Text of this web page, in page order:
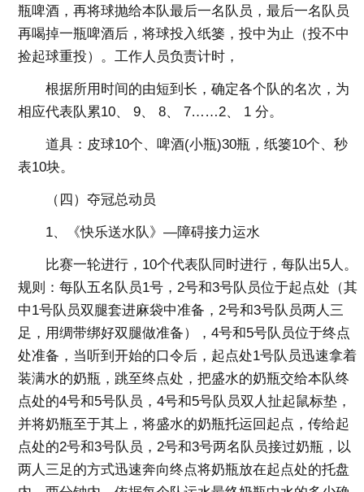
瓶啤酒，再将球抛给本队最后一名队员，最后一名队员
再喝掉一瓶啤酒后，将球投入纸篓，投中为止（投不中
捡起球重投）。工作人员负责计时，
根据所用时间的由短到长，确定各个队的名次，为
相应代表队累10、 9、 8、 7……2、 1 分。
道具：皮球10个、啤酒(小瓶)30瓶，纸篓10个、秒
表10块。
（四）夺冠总动员
1、《快乐送水队》—障碍接力运水
比赛一轮进行，10个代表队同时进行，每队出5人。
规则：每队五名队员1号，2号和3号队员位于起点处（其
中1号队员双腿套进麻袋中准备，2号和3号队员两人三
足，用绸带绑好双腿做准备），4号和5号队员位于终点
处准备，当听到开始的口令后，起点处1号队员迅速拿着
装满水的奶瓶，跳至终点处，把盛水的奶瓶交给本队终
点处的4号和5号队员，4号和5号队员双人扯起鼠标垫，
并将奶瓶至于其上，将盛水的奶瓶托运回起点，传给起
点处的2号和3号队员，2号和3号两名队员接过奶瓶，以
两人三足的方式迅速奔向终点将奶瓶放在起点处的托盘